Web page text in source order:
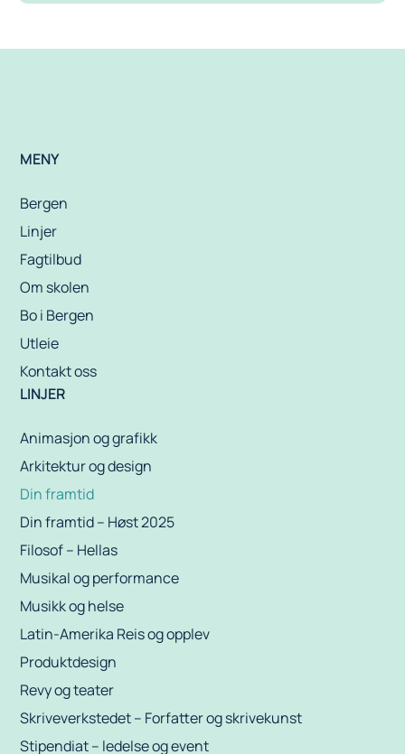
MENY
Bergen
Linjer
Fagtilbud
Om skolen
Bo i Bergen
Utleie
Kontakt oss
LINJER
Animasjon og grafikk
Arkitektur og design
Din framtid
Din framtid – Høst 2025
Filosof – Hellas
Musikal og performance
Musikk og helse
Latin-Amerika Reis og opplev
Produktdesign
Revy og teater
Skriveverkstedet – Forfatter og skrivekunst
Stipendiat – ledelse og event